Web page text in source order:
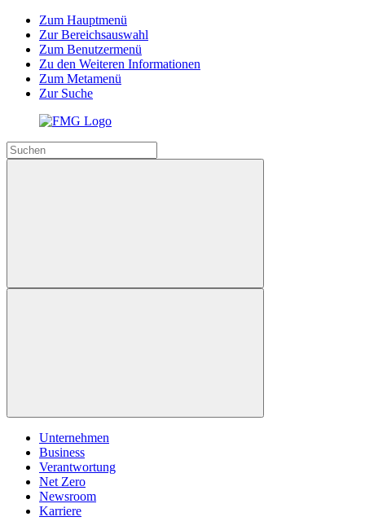
Zum Hauptmenü
Zur Bereichsauswahl
Zum Benutzermenü
Zu den Weiteren Informationen
Zum Metamenü
Zur Suche
Unternehmen
Business
Verantwortung
Net Zero
Newsroom
Karriere